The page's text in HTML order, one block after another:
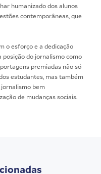
humanizado dos alunos
contemporâneas, que
o esforço e a dedicação
do jornalismo como
premiadas não só
estudantes, mas também
bem
de mudanças sociais.